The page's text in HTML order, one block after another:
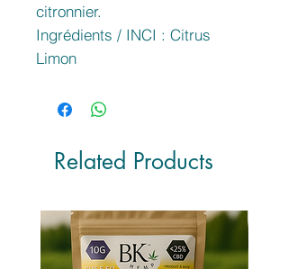
citronnier.
Ingrédients / INCI : Citrus
Limon
Related Products